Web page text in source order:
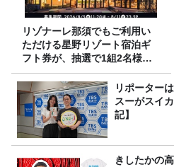
リゾナーレ那須でもご利用い
ただける星野リゾート宿泊ギ
フト券が、抽選で1組2名様に
プレゼント！
リポーター
スーがスイ
記】
きしたかの